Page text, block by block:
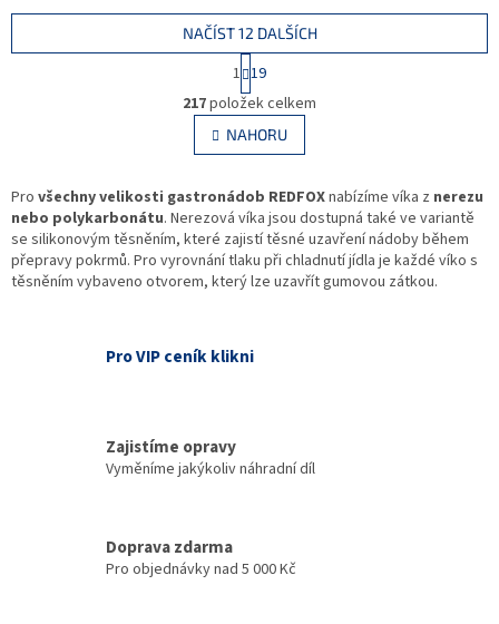
O
v
l
á
a
c
í
p
r
y
v
u
NAČÍST 12 DALŠÍCH
t
r
á
n
k
v
á
n
1 19
217položek celkem
NAHORU
Pro všechny velikosti gastronádob REDFOXnabízíme víka z nerezu
nebo polykarbonátu. Nerezová víka jsou dostupná také ve variantě
se silikonovým těsněním, které zajistí těsné uzavření nádoby během
přepravy pokrmů. Pro vyrovnání tlaku při chladnutí jídla je každé víko s
těsněním vybaveno otvorem, který lze uzavřít gumovou zátkou.
Pro VIP ceník klikni
Zajistíme opravy
Vyměníme jakýkoliv náhradní díl
Doprava zdarma
Pro objednávky nad 5 000 Kč